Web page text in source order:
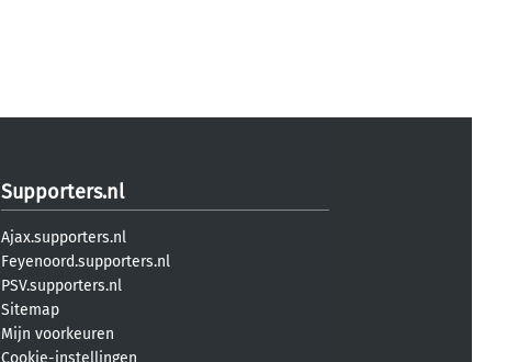
Supporters.nl
Ajax.supporters.nl
Feyenoord.supporters.nl
PSV.supporters.nl
Sitemap
Mijn voorkeuren
Cookie-instellingen